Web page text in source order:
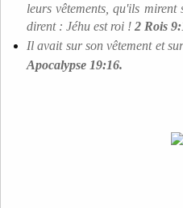
leurs vêtements, qu'ils
dirent : Jéhu est roi ! 2 Rois
Il avait sur son vêtement et
Apocalypse 19:16.